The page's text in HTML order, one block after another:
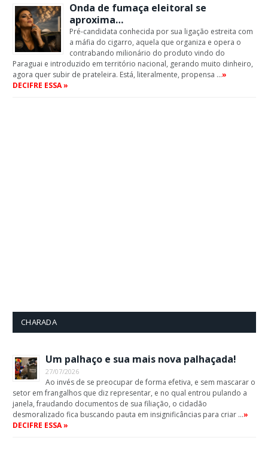
Onda de fumaça eleitoral se
aproxima…
Pré-candidata conhecida por sua ligação estreita com
a máfia do cigarro, aquela que organiza e opera o
contrabando milionário do produto vindo do
Paraguai e introduzido em território nacional, gerando muito dinheiro,
agora quer subir de prateleira. Está, literalmente, propensa …»
DECIFRE ESSA »
CHARADA
Um palhaço e sua mais nova palhaçada!
27/07/2026
Ao invés de se preocupar de forma efetiva, e sem mascarar o
setor em frangalhos que diz representar, e no qual entrou pulando a
janela, fraudando documentos de sua filiação, o cidadão
desmoralizado fica buscando pauta em insignificâncias para criar …»
DECIFRE ESSA »